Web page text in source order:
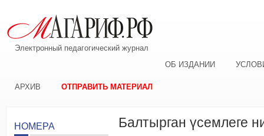
Электронный педагогический журнал
ОБ ИЗДАНИИ
АРХИВ ОТПРАВИТЬ МАТЕРИАЛ
Балтырган үсемлеге
НОМЕРА